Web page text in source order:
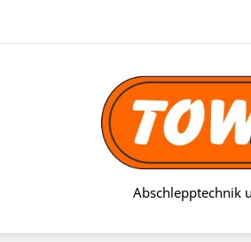
Abschlepptechnik